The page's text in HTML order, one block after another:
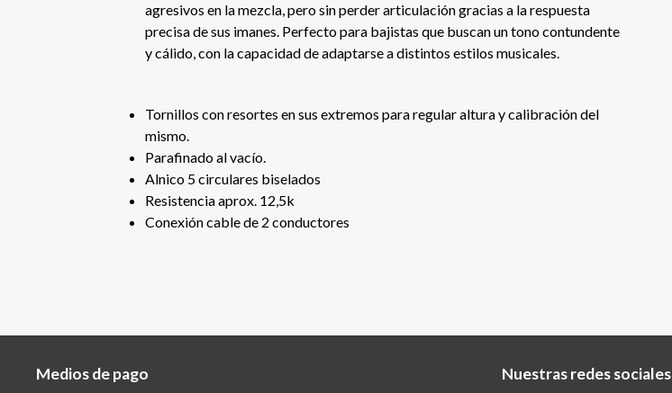
agresivos en la mezcla, pero sin perder articulación gracias a la respuesta
precisa de sus imanes. Perfecto para bajistas que buscan un tono contundente
y cálido, con la capacidad de adaptarse a distintos estilos musicales.
Tornillos con resortes en sus extremos para regular altura y calibración del
mismo.
Parafinado al vacío.
Alnico 5 circulares biselados
Resistencia aprox. 12,5k
Conexión cable de 2 conductores
Medios de pago Nuestras redes sociales